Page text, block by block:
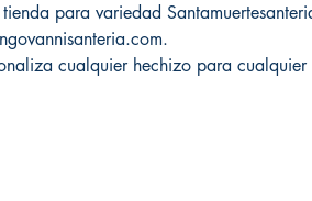
para variedad
cualquier hechizo para